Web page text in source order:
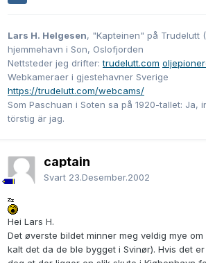
Lars H. Helgesen, "Kapteinen" på Trudelutt
hjemmehavn i Son, Oslofjorden
Nettsteder jeg drifter:trudelutt.com
Webkameraer i gjestehavner Sverige
https://trudelutt.com/webcams/
Som Paschuan i Soten sa på 1920-tallet: Ja,
törstig är jag.
captain
Svart 23.Desember.2002
Hei Lars H.
Det øverste bildet minner meg veldig mye
kalt det da de ble bygget i Svinør). Hvis det